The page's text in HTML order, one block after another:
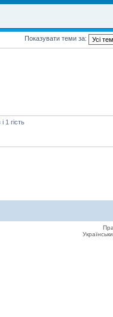
Показувати теми за:
1 гість